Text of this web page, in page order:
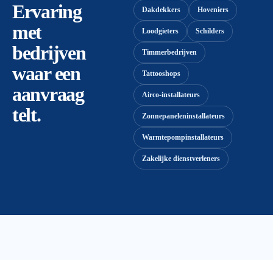
Ervaring
met
bedrijven
waar een
aanvraag
telt.
Dakdekkers Hoveniers
Loodgieters Schilders
Timmerbedrijven
Tattooshops
Airco-installateurs
Zonnepaneleninstallateurs
Warmtepompinstallateurs
Zakelijke dienstverleners